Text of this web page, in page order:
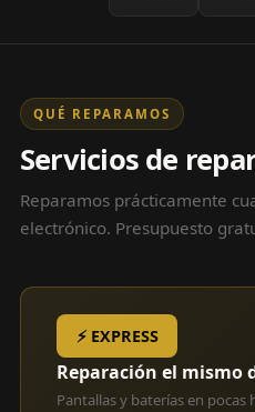
QUÉ REPARAMOS
Servicios de
Reparamos prácticamente
electrónico. Presupuesto
⚡ EXPRESS
Reparación el mismo
Pantallas y baterías en